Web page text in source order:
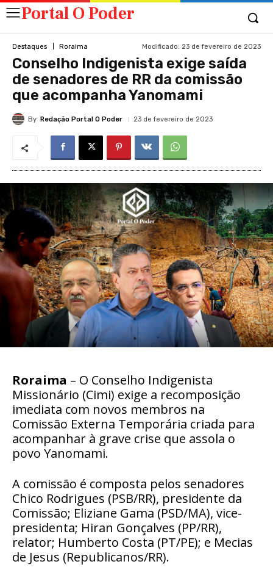
Portal O Poder
Destaques Roraima Modificado: 23 de fevereiro de 2023
Conselho Indigenista exige saída
de senadores de RR da comissão
que acompanha Yanomami
By Redação Portal O Poder 23 de fevereiro de 2023
Roraima – O Conselho Indigenista
Missionário (Cimi) exige a recomposição
imediata com novos membros na
Comissão Externa Temporária criada para
acompanhar à grave crise que assola o
povo Yanomami.
A comissão é composta pelos senadores
Chico Rodrigues (PSB/RR), presidente da
Comissão; Eliziane Gama (PSD/MA), vice-
presidenta; Hiran Gonçalves (PP/RR),
relator; Humberto Costa (PT/PE); e Mecias
de Jesus (Republicanos/RR).